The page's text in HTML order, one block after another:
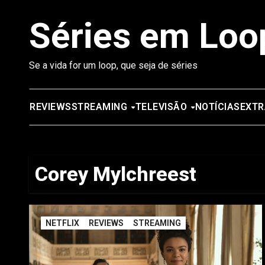
Séries em
Se a vida for um loop, que seja de séries
REVIEWSSTREAMING TELEVISÃO NOTÍCIAS
Corey Mylchreest
NETFLIX REVIEWS STREAMING